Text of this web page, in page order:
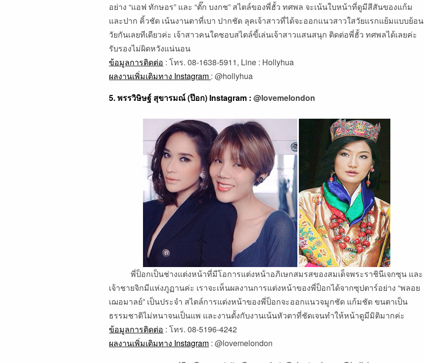
อย่าง “แอฟ ทักษอร” และ “ตั๊ก บงกช” สไตล์ของพี่ฮั้ว ทศพล จะเน้นใบหน้าที่ดูมีสีสันของแก้ม
และปาก คิ้วชัด เน้นงานตาที่เบา ปากชัด ลุคเจ้าสาวที่ได้จะออกแนวสาวใสวัยแรกแย้มแบบย้อน
วัยกันเลยทีเดียวค่ะ เจ้าสาวคนใดชอบสไตล์ขี้เล่นเจ้าสาวแสนสนุก ติดต่อพี่ฮั้ว ทศพลได้เลยค่ะ
รับรองไม่ผิดหวังแน่นอน
ข้อมูลการติดต่อ : โทร. 08-1638-5911, Line : Hollyhua
ผลงานเพิ่มเติมทาง Instagram :@hollyhua
5. พรรวิษิษฐ์ สุขารมณ์ (ป๊อก) Instagram :@lovemelondon
พี่ป็อกเป็นช่างแต่งหน้าที่มีโอการแต่งหน้าอภิเษกสมรสของสมเด็จพระราชินีเจกซุน และ
เจ้าชายจิกมีแห่งภูฏานค่ะ เราจะเห็นผลงานการแต่งหน้าของพี่ป็อกได้จากซุปตาร์อย่าง “พลอย
เฌอมาลย์” เป็นประจำ สไตล์การแต่งหน้าของพี่ป็อกจะออกแนวจมูกชัด แก้มชัด ขนตาเป็น
ธรรมชาติไม่หนาจนเป็นแพ และงานดั้งกับงานเน้นหัวตาที่ชัดเจนทำให้หน้าดูมีมิติมากค่ะ
ข้อมูลการติดต่อ : โทร. 08-5196-4242
ผลงานเพิ่มเติมทาง Instagram :@lovemelondon